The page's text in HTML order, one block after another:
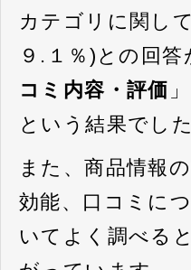
カテゴリに関し
９.１％)との回答
コミ内容・評価
という結果でした
また、商品情報
効能、口コミに
いてよく調べる